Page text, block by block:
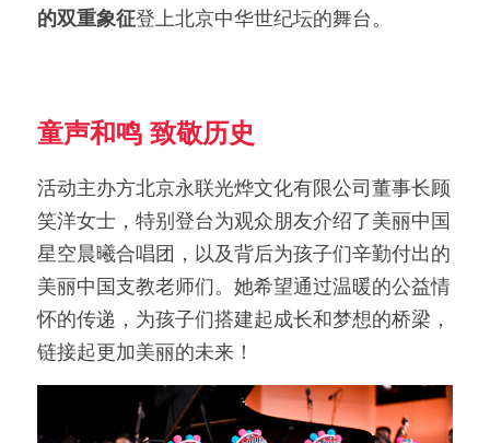
的双重象征登上北京中华世纪坛的舞台。
童声和鸣 致敬历史
活动主办方北京永联光烨文化有限公司董事长顾
笑洋女士，特别登台为观众朋友介绍了美丽中国
星空晨曦合唱团，以及背后为孩子们辛勤付出的
美丽中国支教老师们。她希望通过温暖的公益情
怀的传递，为孩子们搭建起成长和梦想的桥梁，
链接起更加美丽的未来！